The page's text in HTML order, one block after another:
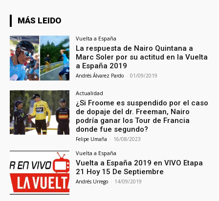
MÁS LEIDO
Vuelta a España
La respuesta de Nairo Quintana a
Marc Soler por su actitud en la Vuelta
a España 2019
Andrés Álvarez Pardo - 01/09/2019
Actualidad
¿Si Froome es suspendido por el caso
de dopaje del dr. Freeman, Nairo
podría ganar los Tour de Francia
donde fue segundo?
Felipe Umaña - 16/08/2023
Vuelta a España
Vuelta a España 2019 en VIVO Etapa
21 Hoy 15 De Septiembre
Andrés Urrego - 14/09/2019